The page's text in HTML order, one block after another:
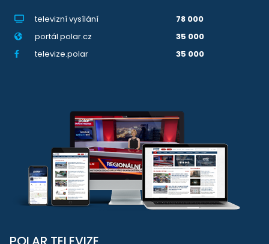
televizní vysílání
78 000
portál polar.cz
35 000
televize.polar
35 000